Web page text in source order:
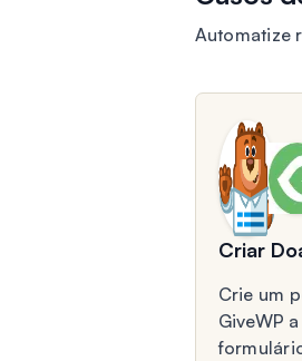
Automatize
Criar
Crie um
GiveWP